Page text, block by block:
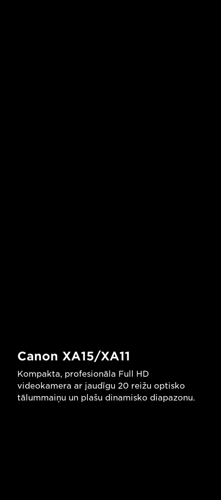
Canon XA15/XA11
Kompakta, profesionāla Full HD
videokamera ar jaudīgu 20 reižu optisko
tālummaiņu un plašu dinamisko diapazonu.